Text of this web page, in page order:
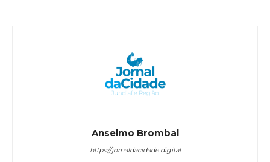
Anselmo Brombal
https://jornaldacidade.digital